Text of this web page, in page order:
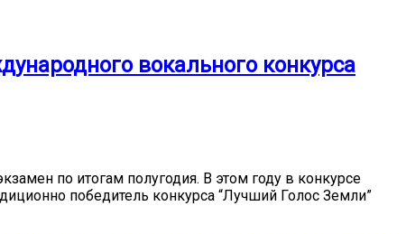
вокального конкурса
по итогам полугодия. В этом году в конкурсе
победитель конкурса “Лучший Голос Земли”